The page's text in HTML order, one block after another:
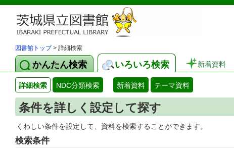
図書館トップ> 詳細検索
かんたん検索 いろいろ検索 新着資料
詳細検索 NDC分類検索 新着資料 テーマ資料
条件を詳しく設定して探す
くわしい条件を設定して、資料を検索することができます。
検索条件